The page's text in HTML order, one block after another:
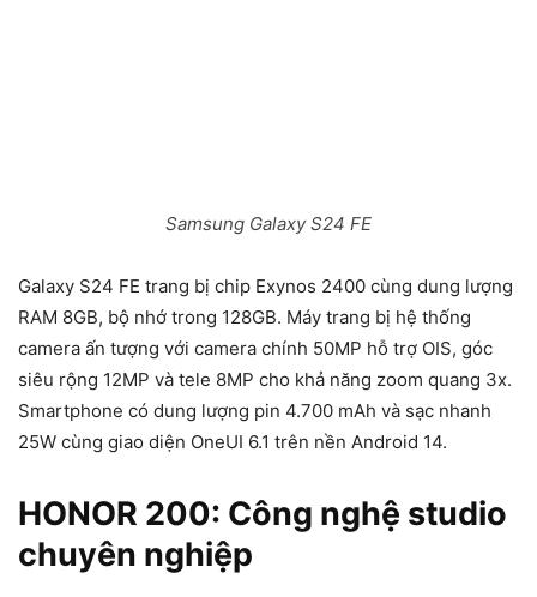
Samsung Galaxy S24 FE
Galaxy S24 FE trang bị chip Exynos 2400 cùng dung lượng
RAM 8GB, bộ nhớ trong 128GB. Máy trang bị hệ thống
camera ấn tượng với camera chính 50MP hỗ trợ OIS, góc
siêu rộng 12MP và tele 8MP cho khả năng zoom quang 3x.
Smartphone có dung lượng pin 4.700 mAh và sạc nhanh
25W cùng giao diện OneUI 6.1 trên nền Android 14.
HONOR 200: Công nghệ studio
chuyên nghiệp